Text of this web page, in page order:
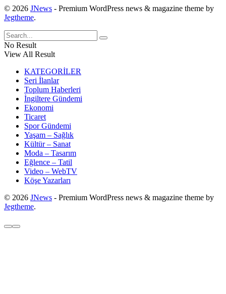
© 2026 JNews - Premium WordPress news & magazine theme by
Jegtheme.
No Result
View All Result
KATEGORİLER
Seri İlanlar
Toplum Haberleri
İngiltere Gündemi
Ekonomi
Ticaret
Spor Gündemi
Yaşam – Sağlık
Kültür – Sanat
Moda – Tasarım
Eğlence – Tatil
Video – WebTV
Köşe Yazarları
© 2026 JNews - Premium WordPress news & magazine theme by
Jegtheme.